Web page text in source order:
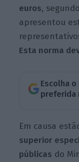
euros,
apresentou
Esta norma
Escolha o
preferida
Em causa
superior
públicas do